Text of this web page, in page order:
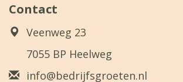
Contact
Veenweg 23
7055 BP Heelweg
info@bedrijfsgroeten.nl